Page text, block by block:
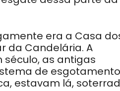
era a Casa
da Candelária. A
as antigas
de esgotamento
estavam lá,